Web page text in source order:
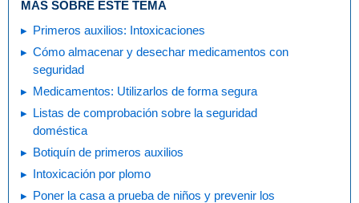
MÁS SOBRE ESTE TEMA
Primeros auxilios: Intoxicaciones
Cómo almacenar y desechar medicamentos con
seguridad
Medicamentos: Utilizarlos de forma segura
Listas de comprobación sobre la seguridad
doméstica
Botiquín de primeros auxilios
Intoxicación por plomo
Poner la casa a prueba de niños y prevenir los